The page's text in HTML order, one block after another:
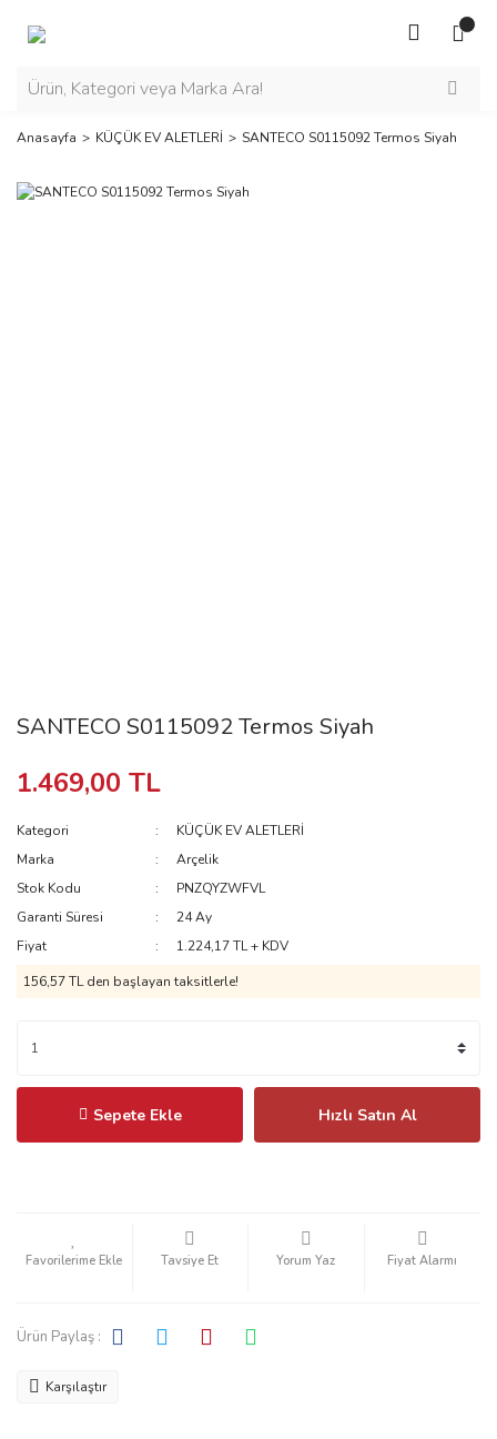
Anasayfa KÜÇÜK EV ALETLERİ SANTECO S0115092 Termos Siyah
SANTECO S0115092 Termos Siyah
1.469,00 TL
Kategori
KÜÇÜK EV ALETLERİ
Marka
Arçelik
Stok Kodu
PNZQYZWFVL
Garanti Süresi
24 Ay
Fiyat
1.224,17 TL + KDV
156,57 TLden başlayan taksitlerle!
Sepete Ekle Hızlı Satın Al
Tavsiye Et Yorum Yaz Fiyat Alarmı
Ürün Paylaş :
Karşılaştır